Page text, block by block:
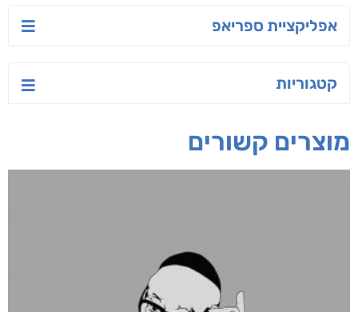
אפליקציית ספריאפ
קטגוריות
מוצרים קשורים